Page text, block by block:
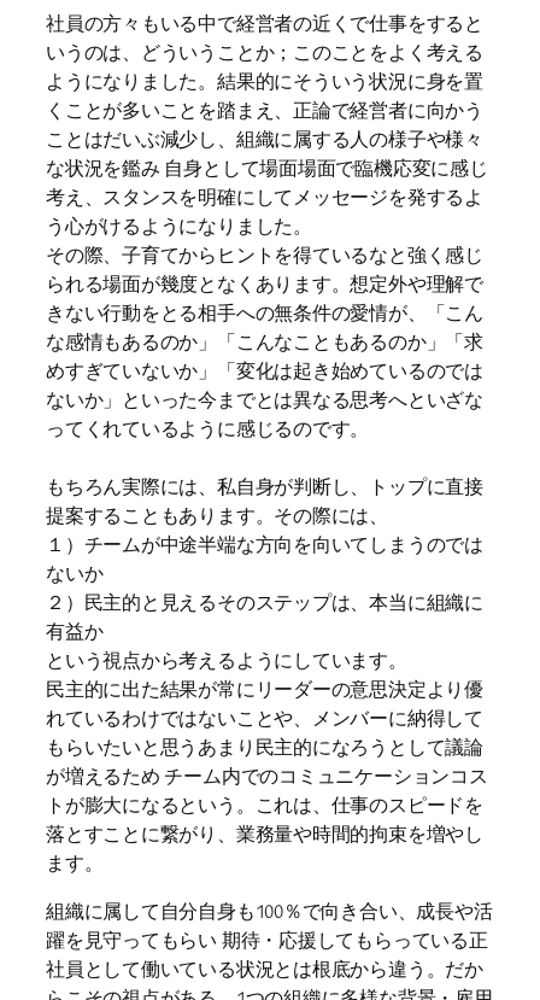
社員の方々もいる中で経営者の近くで仕事をすると
いうのは、どういうことか；このことをよく考える
ようになりました。結果的にそういう状況に身を置
くことが多いことを踏まえ、正論で経営者に向かう
ことはだいぶ減少し、組織に属する人の様子や様々
な状況を鑑み 自身として場面場面で臨機応変に感じ
考え、スタンスを明確にしてメッセージを発するよ
う心がけるようになりました。
その際、子育てからヒントを得ているなと強く感じ
られる場面が幾度となくあります。想定外や理解で
きない行動をとる相手への無条件の愛情が、「こん
な感情もあるのか」「こんなこともあるのか」「求
めすぎていないか」「変化は起き始めているのでは
ないか」といった今までとは異なる思考へといざな
ってくれているように感じるのです。
もちろん実際には、私自身が判断し、トップに直接
提案することもあります。その際には、
１）チームが中途半端な方向を向いてしまうのでは
ないか
２）民主的と見えるそのステップは、本当に組織に
有益か
という視点から考えるようにしています。
民主的に出た結果が常にリーダーの意思決定より優
れているわけではないことや、メンバーに納得して
もらいたいと思うあまり民主的になろうとして議論
が増えるため チーム内でのコミュニケーションコス
トが膨大になるという。これは、仕事のスピードを
落とすことに繋がり、業務量や時間的拘束を増やし
ます。
組織に属して自分自身も100％で向き合い、成長や活
躍を見守ってもらい 期待・応援してもらっている正
社員として働いている状況とは根底から違う。だか